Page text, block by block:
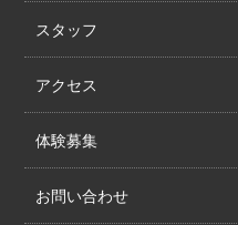
スタッフ
アクセス
体験募集
お問い合わせ